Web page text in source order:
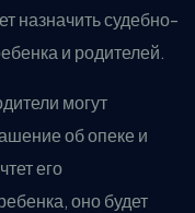
назначить судебно-
и родителей.
могут
об опеке и
его
оно будет